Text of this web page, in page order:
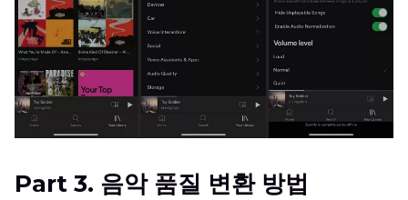
Part 3. 음악 품질 변환 방법